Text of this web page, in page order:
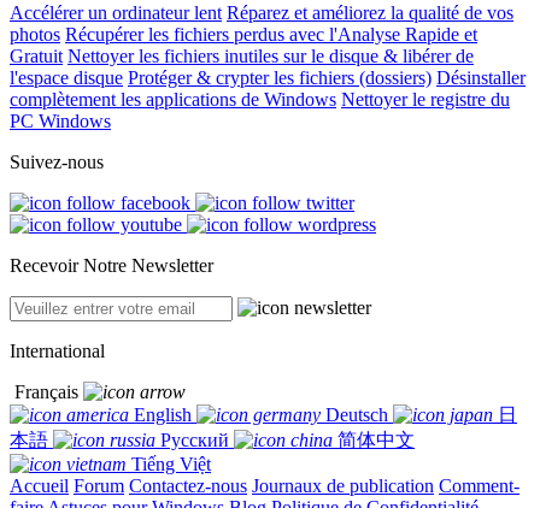
Accélérer un ordinateur lent Réparez et améliorez la qualité de vos
photos Récupérer les fichiers perdus avec l'Analyse Rapide et
Gratuit Nettoyer les fichiers inutiles sur le disque & libérer de
l'espace disque Protéger & crypter les fichiers (dossiers) Désinstaller
complètement les applications de Windows Nettoyer le registre du
PC Windows
Suivez-nous
Recevoir Notre Newsletter
International
Français
English
Deutsch
日
本語
Русский
简体中文
Tiếng Việt
Accueil Forum Contactez-nous Journaux de publication Comment-